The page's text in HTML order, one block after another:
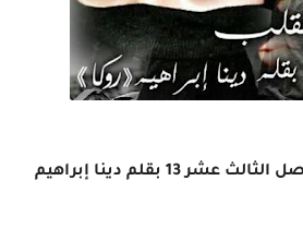
13 بقلم دينا إبراهيم